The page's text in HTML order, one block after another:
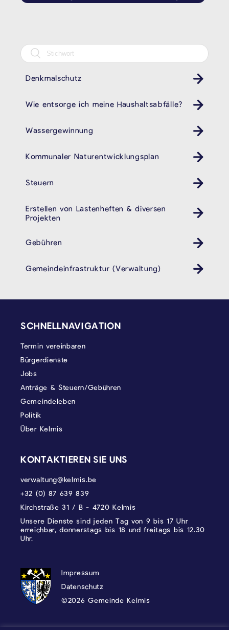
Denkmalschutz
Wie entsorge ich meine Haushaltsabfälle?
Müll
Wassergewinnung
Kommunaler Naturentwicklungsplan
Steuern
Erstellen von Lastenheften & diversen
Projekten
Gebühren
Gemeindeinfrastruktur (Verwaltung)
SCHNELLNAVIGATION
Termin vereinbaren
Bürgerdienste
Jobs
Anträge & Steuern/Gebühren
Gemeindeleben
Politik
Über Kelmis
KONTAKTIEREN SIE UNS
verwaltung@kelmis.be
+32 (0) 87 639 839
Kirchstraße 31 / B - 4720 Kelmis
Unsere Dienste sind jeden Tag von 9 bis 17 Uhr
erreichbar, donnerstags bis 18 und freitags bis 12.30
Uhr.
DATENSCHUTZ, IMPRESSUM UND
Impressum
Datenschutz
©2026 Gemeinde Kelmis